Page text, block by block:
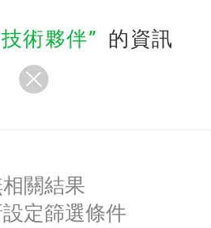
術夥伴 的資訊
關結果
定篩選條件